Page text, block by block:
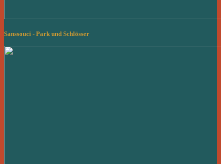
Sanssouci - Park und Schlösser